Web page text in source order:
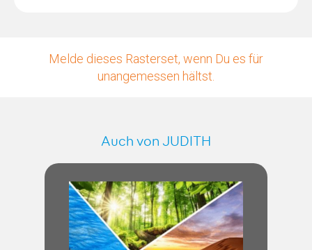
Melde dieses Rasterset, wenn Du es für
unangemessen hältst.
Auch von JUDITH